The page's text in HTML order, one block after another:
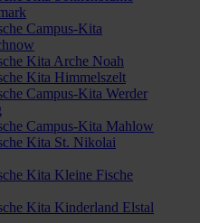
Campus-Kita
Kita Arche Noah
Kita Himmelszelt
Campus-Kita Werder
Campus-Kita Mahlow
Kita St. Nikolai
Kita Kleine Fische
Kita Kinderland Elstal